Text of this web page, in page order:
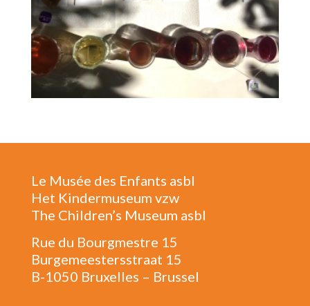
Le Musée des Enfants asbl
Het Kindermuseum vzw
The Children’s Museum asbl
Rue du Bourgmestre 15
Burgemeestersstraat 15
B-1050 Bruxelles – Brussel